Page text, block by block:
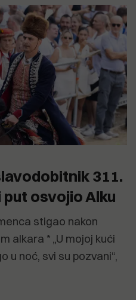
311.
osvojio Alku
stigao nakon
alkara * „U mojoj kući
u noć, svi su pozvani“,